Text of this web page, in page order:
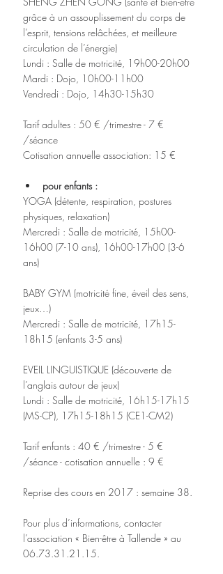
grâce à un assouplissement du corps de
l’esprit, tensions relâchées, et meilleure
circulation de l’énergie)
Lundi : Salle de motricité, 19h00-20h00
Mardi : Dojo, 10h00-11h00
Vendredi : Dojo, 14h30-15h30
Tarif adultes : 50 € /trimestre - 7 €
/séance
Cotisation annuelle association: 15 €
pour enfants :
YOGA (détente, respiration, postures
physiques, relaxation)
Mercredi : Salle de motricité, 15h00-
16h00 (7-10 ans), 16h00-17h00 (3-6
ans)
BABY GYM (motricité fine, éveil des sens,
jeux…)
Mercredi : Salle de motricité, 17h15-
18h15 (enfants 3-5 ans)
EVEIL LINGUISTIQUE (découverte de
l’anglais autour de jeux)
Lundi : Salle de motricité, 16h15-17h15
(MS-CP), 17h15-18h15 (CE1-CM2)
Tarif enfants : 40 € /trimestre - 5 €
/séance - cotisation annuelle : 9 €
Reprise des cours en 2017 : semaine 38.​
Pour plus d’informations, contacter
l’association « Bien-être à Tallende » au
06.73.31.21.15.